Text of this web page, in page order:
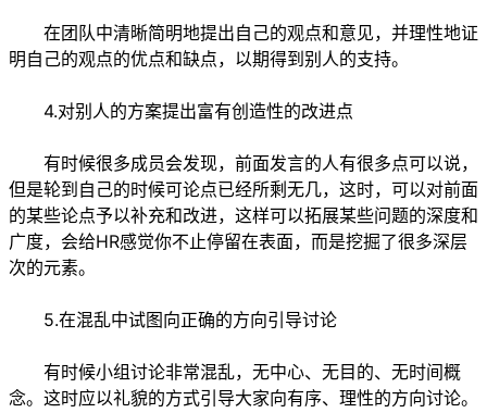
在团队中清晰简明地提出自己的观点和意见，并理性地证
明自己的观点的优点和缺点，以期得到别人的支持。
4.对别人的方案提出富有创造性的改进点
有时候很多成员会发现，前面发言的人有很多点可以说，
但是轮到自己的时候可论点已经所剩无几，这时，可以对前面
的某些论点予以补充和改进，这样可以拓展某些问题的深度和
广度，会给HR感觉你不止停留在表面，而是挖掘了很多深层
次的元素。
5.在混乱中试图向正确的方向引导讨论
有时候小组讨论非常混乱，无中心、无目的、无时间概
念。这时应以礼貌的方式引导大家向有序、理性的方向讨论。